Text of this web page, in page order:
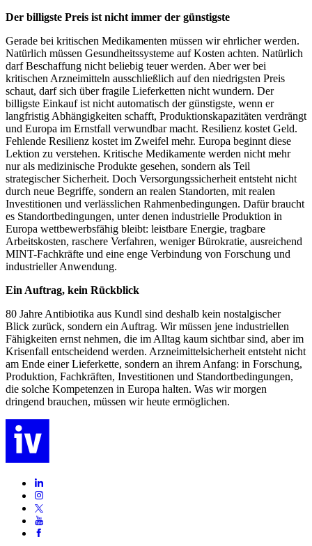
Der billigste Preis ist nicht immer der günstigste
Gerade bei kritischen Medikamenten müssen wir ehrlicher werden.
Natürlich müssen Gesundheitssysteme auf Kosten achten. Natürlich
darf Beschaffung nicht beliebig teuer werden. Aber wer bei
kritischen Arzneimitteln ausschließlich auf den niedrigsten Preis
schaut, darf sich über fragile Lieferketten nicht wundern. Der
billigste Einkauf ist nicht automatisch der günstigste, wenn er
langfristig Abhängigkeiten schafft, Produktionskapazitäten verdrängt
und Europa im Ernstfall verwundbar macht. Resilienz kostet Geld.
Fehlende Resilienz kostet im Zweifel mehr. Europa beginnt diese
Lektion zu verstehen. Kritische Medikamente werden nicht mehr
nur als medizinische Produkte gesehen, sondern als Teil
strategischer Sicherheit. Doch Versorgungssicherheit entsteht nicht
durch neue Begriffe, sondern an realen Standorten, mit realen
Investitionen und verlässlichen Rahmenbedingungen. Dafür braucht
es Standortbedingungen, unter denen industrielle Produktion in
Europa wettbewerbsfähig bleibt: leistbare Energie, tragbare
Arbeitskosten, raschere Verfahren, weniger Bürokratie, ausreichend
MINT-Fachkräfte und eine enge Verbindung von Forschung und
industrieller Anwendung.
Ein Auftrag, kein Rückblick
80 Jahre Antibiotika aus Kundl sind deshalb kein nostalgischer
Blick zurück, sondern ein Auftrag. Wir müssen jene industriellen
Fähigkeiten ernst nehmen, die im Alltag kaum sichtbar sind, aber im
Krisenfall entscheidend werden. Arzneimittelsicherheit entsteht nicht
am Ende einer Lieferkette, sondern an ihrem Anfang: in Forschung,
Produktion, Fachkräften, Investitionen und Standortbedingungen,
die solche Kompetenzen in Europa halten. Was wir morgen
dringend brauchen, müssen wir heute ermöglichen.